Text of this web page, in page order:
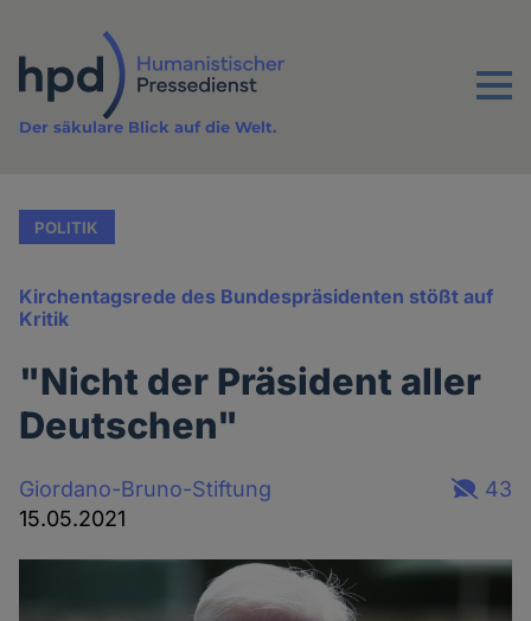
Inhalt
Menu
Der säkulare Blick auf die Welt.
POLITIK
Kirchentagsrede des Bundespräsidenten stößt auf
Kritik
"Nicht der Präsident aller
Deutschen"
Giordano-Bruno-Stiftung
15.05.2021
43